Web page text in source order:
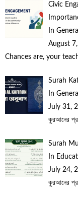
Civic
In General
August
Chances are, your
Surah
In General
July 31,
কুরআনের
Surah
In
July 24,
কুরআনের